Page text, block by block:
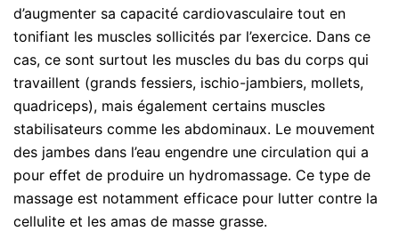
d’augmenter sa capacité cardiovasculaire tout en
tonifiant les muscles sollicités par l’exercice. Dans ce
cas, ce sont surtout les muscles du bas du corps qui
travaillent (grands fessiers, ischio-jambiers, mollets,
quadriceps), mais également certains muscles
stabilisateurs comme les abdominaux. Le mouvement
des jambes dans l’eau engendre une circulation qui a
pour effet de produire un hydromassage. Ce type de
massage est notamment efficace pour lutter contre la
cellulite et les amas de masse grasse.